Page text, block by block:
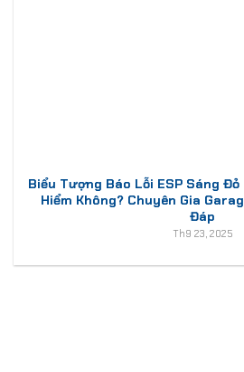
Biểu Tượng Báo Lỗi ESP Sáng Đỏ
Hiểm Không? Chuyên Gia
Đáp
Th9 23, 2025